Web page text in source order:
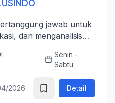
jawab untuk
dan menganalisis
tepat waktu,
Senin -
Sabtu
2026 Detail